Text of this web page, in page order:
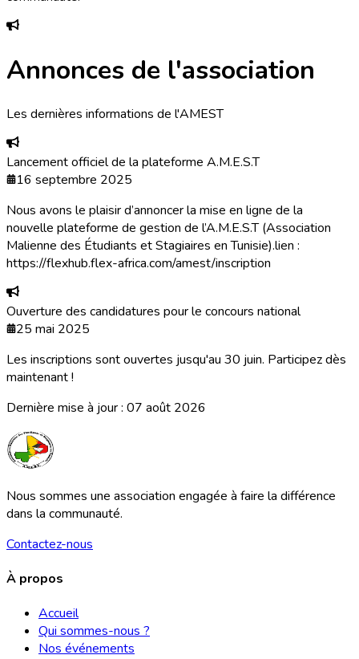
Annonces de l'association
Les dernières informations de l'AMEST
Lancement officiel de la plateforme A.M.E.S.T
16 septembre 2025
Nous avons le plaisir d’annoncer la mise en ligne de la
nouvelle plateforme de gestion de l’A.M.E.S.T (Association
Malienne des Étudiants et Stagiaires en Tunisie).lien :
https://flexhub.flex-africa.com/amest/inscription
Ouverture des candidatures pour le concours national
25 mai 2025
Les inscriptions sont ouvertes jusqu'au 30 juin. Participez dès
maintenant !
Dernière mise à jour : 07 août 2026
Nous sommes une association engagée à faire la différence
dans la communauté.
Contactez-nous
À propos
Accueil
Qui sommes-nous ?
Nos événements